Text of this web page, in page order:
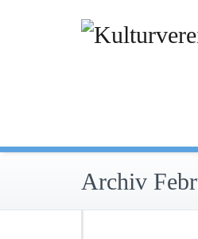
Archiv